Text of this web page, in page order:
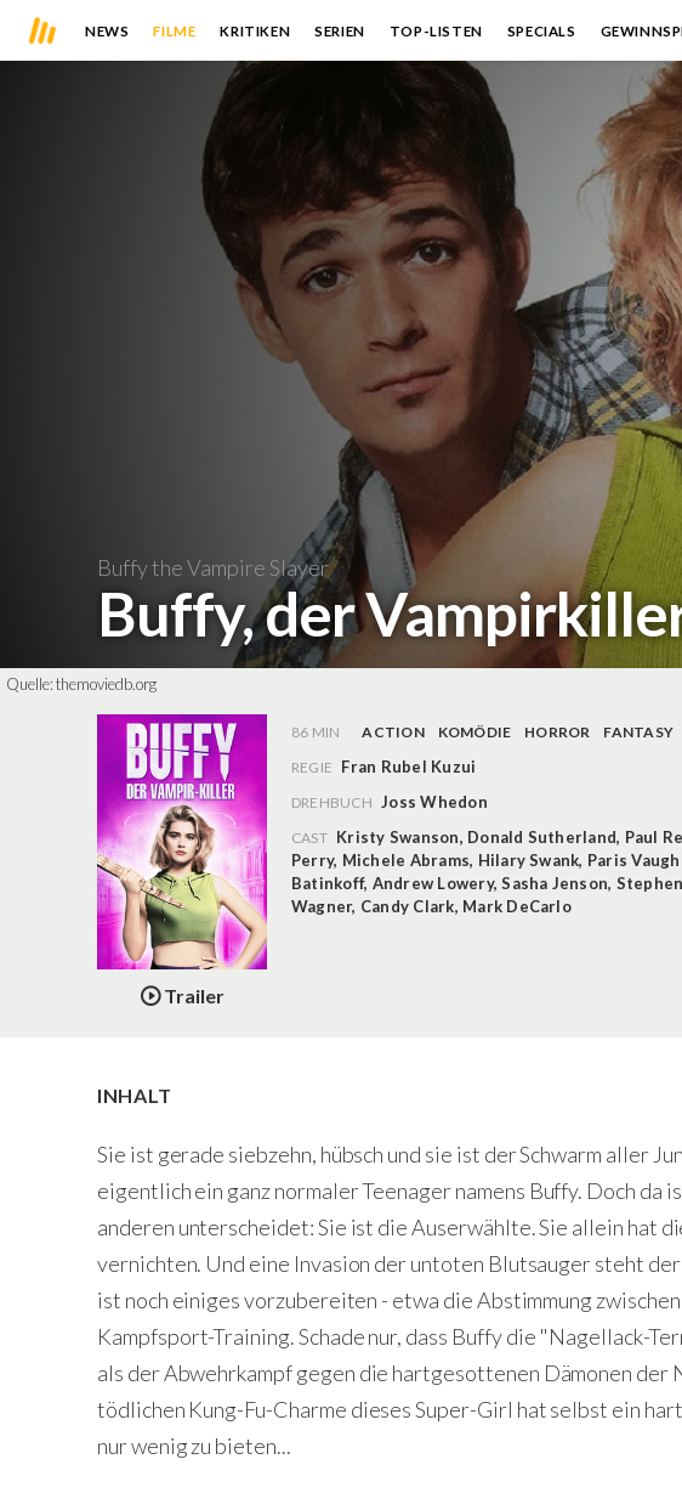
NEWS FILME KRITIKEN SERIEN TOP-LISTEN SPECIALS
Buffy the Vampire Slayer
Buffy, der
Quelle:themoviedb.org
Trailer
86 MIN ACTION KOMÖDIE HORROR FANTASY
REGIE Fran Rubel Kuzui
DREHBUCH Joss Whedon
CAST Kristy Swanson, Donald Sutherland, Paul
Perry, Michele Abrams, Hilary Swank, Paris
Batinkoff, Andrew Lowery,Sasha Jenson,
Wagner, Candy Clark, Mark DeCarlo
INHALT
Sie ist gerade siebzehn, hübsch und sie ist der Schwarm aller
eigentlich ein ganz normaler Teenager namens Buffy. Doch da
anderen unterscheidet: Sie ist die Auserwählte. Sie allein hat
vernichten. Und eine Invasion der untoten Blutsauger steht
ist noch einiges vorzubereiten - etwa die Abstimmung
Kampfsport-Training. Schade nur, dass Buffy die "Nagellack-
als der Abwehrkampf gegen die hartgesottenen Dämonen der
tödlichen Kung-Fu-Charme dieses Super-Girl hat selbst ein
nur wenig zu bieten...